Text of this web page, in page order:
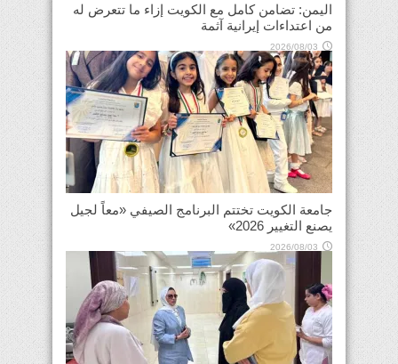
اليمن: تضامن كامل مع الكويت إزاء ما تتعرض له
من اعتداءات إيرانية آثمة
2026/08/03
جامعة الكويت تختتم البرنامج الصيفي «معاً لجيل
يصنع التغيير 2026»
2026/08/03